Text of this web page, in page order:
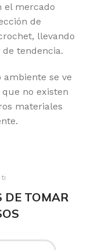
el mercado
de
llevando
tendencia.
se ve
no existen
materiales
ti
DE TOMAR